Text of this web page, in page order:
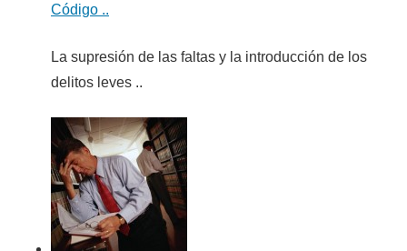
Código ..
La supresión de las faltas y la introducción de los
delitos leves ..